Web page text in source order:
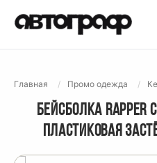
Главная Промо одежда
БЕЙСБОЛКА RAPPER
ПЛАСТИКОВАЯ